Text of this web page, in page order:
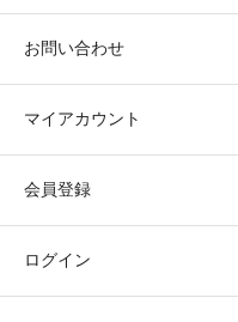
お問い合わせ
マイアカウント
会員登録
ログイン